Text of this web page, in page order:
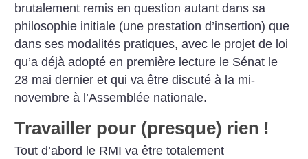
brutalement remis en question autant dans sa
philosophie initiale (une prestation d’insertion) que
dans ses modalités pratiques, avec le projet de loi
qu’a déjà adopté en première lecture le Sénat le
28 mai dernier et qui va être discuté à la mi-
novembre à l’Assemblée nationale.
Travailler pour (presque) rien !
Tout d’abord le RMI va être totalement